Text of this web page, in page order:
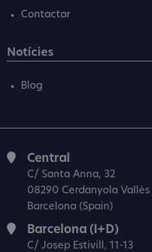
Contactar
Notícies
Blog
Central
C/ Santa Anna, 32
08290 Cerdanyola Vallès
Barcelona (Spain)
Barcelona (I+D)
C/ Josep Estivill, 11-13